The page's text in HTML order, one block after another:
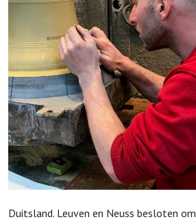
Duitsland. Leuven en Neuss besloten